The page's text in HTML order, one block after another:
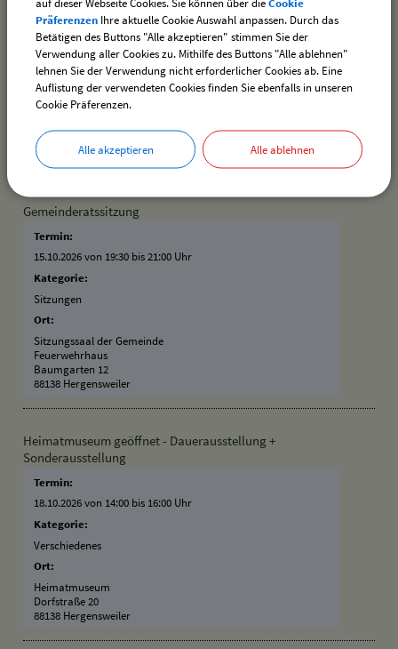
Termin:
07.10.2026–31.10.2026
Kategorie:
Vereine
Ort:
Bahnhofstraße 24
88138 Hergensweiler
Gemeinderatssitzung
Termin:
15.10.2026 von 19:30 bis 21:00 Uhr
Kategorie:
Sitzungen
Ort:
Sitzungssaal der Gemeinde
Feuerwehrhaus
Baumgarten 12
88138 Hergensweiler
Heimatmuseum geöffnet - Dauerausstellung +
Sonderausstellung
Termin:
18.10.2026 von 14:00 bis 16:00 Uhr
Kategorie:
Verschiedenes
Ort:
Heimatmuseum
Dorfstraße 20
88138 Hergensweiler
Präferenzen Ihre aktuelle Cookie Auswahl anpassen. Durch das
Betätigen des Buttons "Alle akzeptieren" stimmen Sie der
Verwendung aller Cookies zu. Mithilfe des Buttons "Alle ablehnen"
lehnen Sie der Verwendung nicht erforderlicher Cookies ab. Eine
Auflistung der verwendeten Cookies finden Sie ebenfalls in unseren
Cookie Präferenzen.
Alle akzeptieren Alle ablehnen